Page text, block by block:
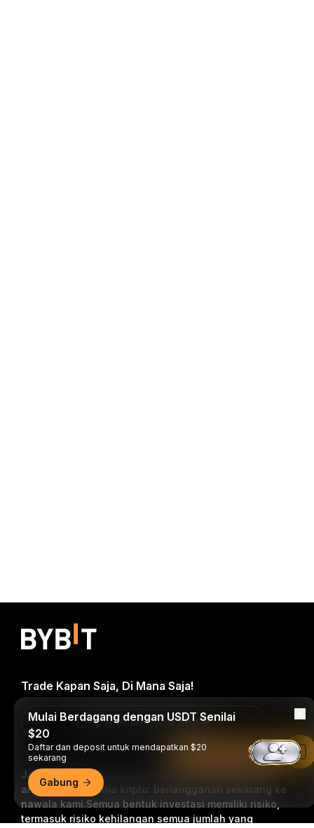
Jadilah yang pertama mendapatkan wawasan dan
analisis kritis dunia kripto: berlangganan sekarang ke
nawala kami.Semua bentuk investasi memiliki risiko,
termasuk risiko kehilangan semua jumlah yang
Trade Kapan Saja, Di Mana Saja!
Download Bybit App
Mulai Berdagang dengan USDT Senilai
$20
Daftar dan deposit untuk mendapatkan $20
sekarang
Gabung
Baca di Aplikasi Bybit